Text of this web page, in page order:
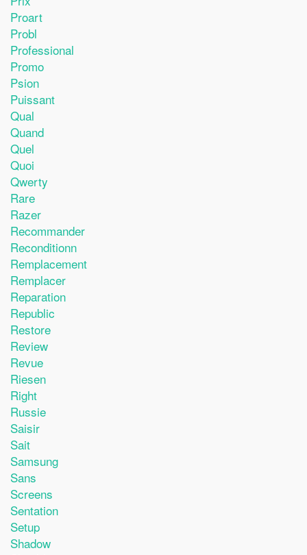
Proart
Probl
Professional
Promo
Psion
Puissant
Qual
Quand
Quel
Quoi
Qwerty
Rare
Razer
Recommander
Reconditionn
Remplacement
Remplacer
Reparation
Republic
Restore
Review
Revue
Riesen
Right
Russie
Saisir
Sait
Samsung
Sans
Screens
Sentation
Setup
Shadow